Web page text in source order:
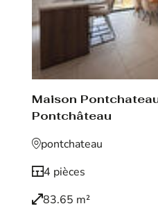
Maison
Pontchâteau
pontchateau
4 pièces
83.65 m²